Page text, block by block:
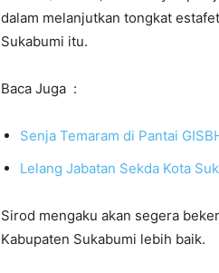
dalam melanjutkan tongkat
Sukabumi itu.
Baca Juga :
Senja Temaram di Pantai
Lelang Jabatan Sekda Kota
Sirod mengaku akan segera
Kabupaten Sukabumi lebih baik.